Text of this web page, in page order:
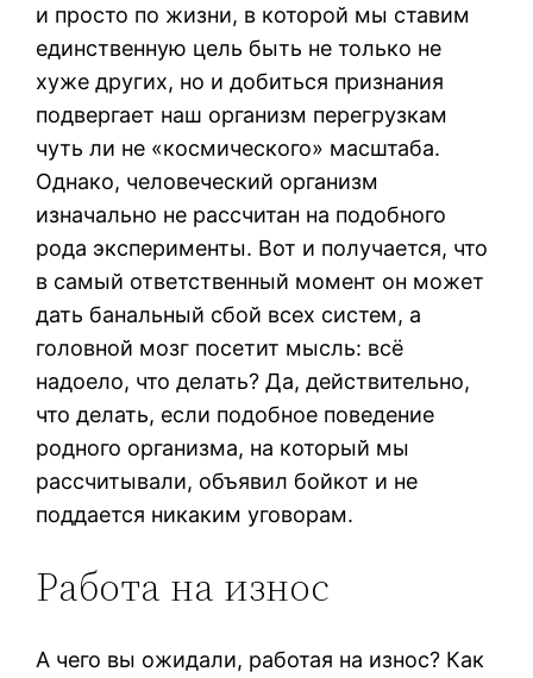
и просто по жизни, в которой мы ставим
единственную цель быть не только не
хуже других, но и добиться признания
подвергает наш организм перегрузкам
чуть ли не «космического» масштаба.
Однако, человеческий организм
изначально не рассчитан на подобного
рода эксперименты. Вот и получается, что
в самый ответственный момент он может
дать банальный сбой всех систем, а
головной мозг посетит мысль: всё
надоело, что делать? Да, действительно,
что делать, если подобное поведение
родного организма, на который мы
рассчитывали, объявил бойкот и не
поддается никаким уговорам.
Работа на износ
А чего вы ожидали, работая на износ? Как